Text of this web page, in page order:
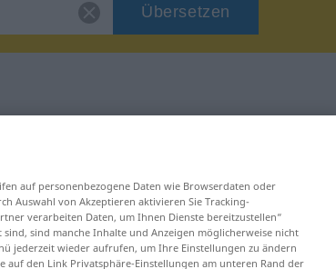
Übersetzen
auf personenbezogene Daten wie Browserdaten oder
Auswahl von Akzeptieren aktivieren Sie Tracking-
verarbeiten Daten, um Ihnen Dienste bereitzustellen“
sind manche Inhalte und Anzeigen möglicherweise nicht
jederzeit wieder aufrufen, um Ihre Einstellungen zu ändern
den Link Privatsphäre-Einstellungen am unteren Rand der